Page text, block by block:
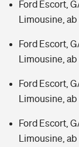
Ford Escort,
Limousine, ab
Ford Escort,
Limousine, ab
Ford Escort,
Limousine, ab
Ford Escort,
Limousine, ab